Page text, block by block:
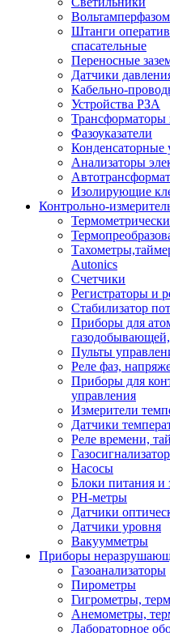
Штанги
спасательные
Переносные
Датчики
Кабельно-
Устройства РЗА
Фазоуказатели
Конденсаторные
Анализаторы
Изолирующие
Контрольно-
Autonics
Счетчики
Регистраторы и
Стабилизатор
Приборы для
Пульты
Реле фаз,
Приборы для
управления
Измерители
Датчики
Реле времени,
Насосы
Блоки питания и
PH-метры
Датчики
Датчики уровня
Вакуумметры
Приборы
Газоанализаторы
Пирометры
Гигрометры,
Анемометры,
Лабораторное